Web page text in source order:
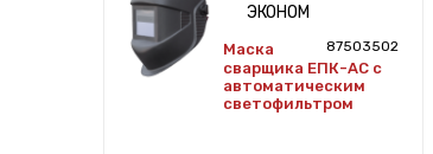
ЭКОНОМ
87503502
Маска
сварщика ЕПК-АС с
автоматическим
светофильтром